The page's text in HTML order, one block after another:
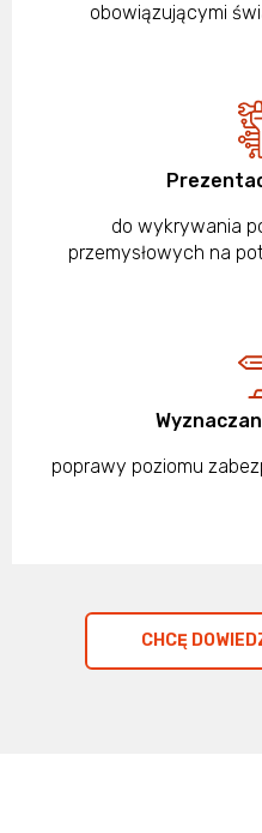
obowiązującymi
do wykrywania
przemysłowych na
poprawy poziomu
CHCĘ